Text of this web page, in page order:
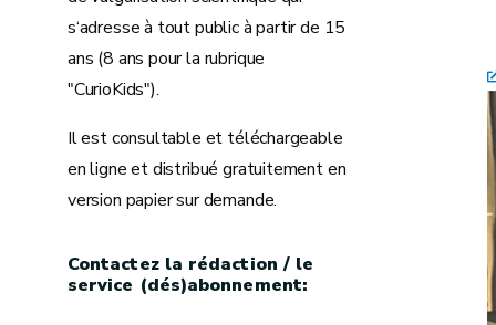
s‘adresse à tout public à partir de 15
ans (8 ans pour la rubrique
"CurioKids").
Il est consultable et téléchargeable
en ligne et distribué gratuitement en
version papier sur demande.
Contactez la rédaction / le
service (dés)abonnement: